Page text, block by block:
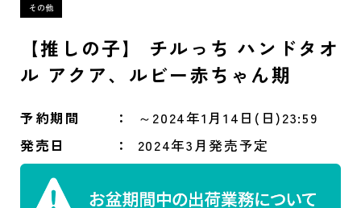
【推しの子】 チルっち ハンドタオ
ル アクア、ルビー赤ちゃん期
予約期間
～2024年1月14日(日)23:59
発売日
2024年3月発売予定